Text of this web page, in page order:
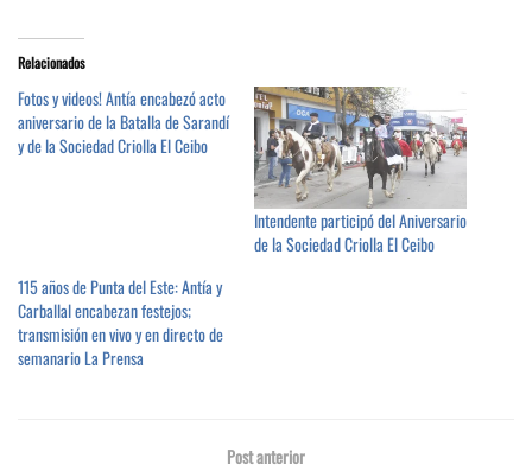
Relacionados
Fotos y videos! Antía encabezó acto
aniversario de la Batalla de Sarandí
y de la Sociedad Criolla El Ceibo
Intendente participó del Aniversario
de la Sociedad Criolla El Ceibo
115 años de Punta del Este: Antía y
Carballal encabezan festejos;
transmisión en vivo y en directo de
semanario La Prensa
Post anterior